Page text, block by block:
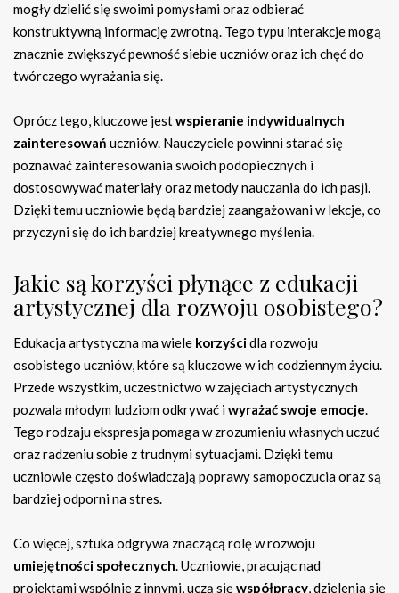
mogły dzielić się swoimi pomysłami oraz odbierać
konstruktywną informację zwrotną. Tego typu interakcje mogą
znacznie zwiększyć pewność siebie uczniów oraz ich chęć do
twórczego wyrażania się.
Oprócz tego, kluczowe jestwspieranie indywidualnych
zainteresowań uczniów. Nauczyciele powinni starać się
poznawać zainteresowania swoich podopiecznych i
dostosowywać materiały oraz metody nauczania do ich pasji.
Dzięki temu uczniowie będą bardziej zaangażowani w lekcje, co
przyczyni się do ich bardziej kreatywnego myślenia.
Jakie są korzyści płynące z edukacji
artystycznej dla rozwoju osobistego?
Edukacja artystyczna ma wiele korzyścidla rozwoju
osobistego uczniów, które są kluczowe w ich codziennym życiu.
Przede wszystkim, uczestnictwo w zajęciach artystycznych
pozwala młodym ludziom odkrywać iwyrażać swoje emocje.
Tego rodzaju ekspresja pomaga w zrozumieniu własnych uczuć
oraz radzeniu sobie z trudnymi sytuacjami. Dzięki temu
uczniowie często doświadczają poprawy samopoczucia oraz są
bardziej odporni na stres.
Co więcej, sztuka odgrywa znaczącą rolę w rozwoju
umiejętności społecznych. Uczniowie, pracując nad
projektami wspólnie z innymi, uczą sięwspółpracy, dzielenia się